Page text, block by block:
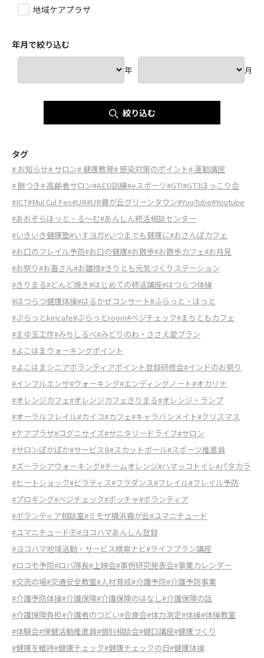
地域ケアプラザ
年月で絞り込む
年 月
絞り込む
タグ
# お知らせ# サロン# 健康教育# 感染対策のポイント# 運動講座
# 餅つき# 高齢者サロン#AED訓練#eスポーツ#GT!#GT3ほっこり会
#ICT#Mul Cul Fes#UR#UR霧が丘グリーンタウン#YouTube#Youtube
#あおぞらほっと・る～む#あんしん終活相談センター
#いきいき健康塾#いすヨガ#いつまでも健康に#おさんぽカフェ
#お口のフレイル予防#お口の健康#お散歩#お散歩カフェ#お月見
#お祭り#お蚕さん#お雛様#きりとも元気づくりステーション
#きりまる#どんど焼き#はじめての終活講座#はつらつ体操
#はつらつ健康体操#はるかぜコンサート#ふらっと・ほっと
#ぷらっとkiricafe#ぷらっとroom#べジチェック#まちともカフェ
#まゆ玉工作#みちしるべ#みどりのわ・ささえ愛プラン
#よこはまウォーキングポイント
#よこはまシニアボランティアポイント登録研修会#インドのお祭り
#インフルエンザ#ウォーキング#エンディングノート#オカリナ
#オレンジカフェ#オレンジカフェきりまる#オレンジ・ランプ
#オーラルフレイル#カイコ#カフェ#キャラバンメイト#クリスマス
#ケアプラザ#コグニサイズ#サニタリードライブ#サロン
#サロンぽかぽか#サービスB#スカットボール#スポーツ推進員
#ズーラシアウォーキング#チームオレンジ#ハマッコトイレ#パタカラ
#ヒートショック#ピラティス#フラダンス#フレイル#フレイル予防
#プロギング#ベジチェック#ボッチャ#ボランティア
#ボランティア相談室#ミモザ横浜霧が丘#ユマニチュード
#ユマニチュードⓇ#ヨコハマあんしん登録
#ヨコハマ地域活動・サービス検索ナビ#ライフプラン講座
#ロコモ予防#ロバ隊長#上映会#事例研究発表会#事業カレンダー
#交流の場#交通安全教室#人材育成#介護予防#介護予防事業
#介護予防体操#介護保険#介護保険のはなし#介護保険の話
#介護保険負担#介護者のつどい#会食会#体力測定#体操#体操教室
#体験会#保健活動推進員#個別相談会#健口講座#健康づくり
#健康を維持#健康チェック#健康チェックの日#健康体操